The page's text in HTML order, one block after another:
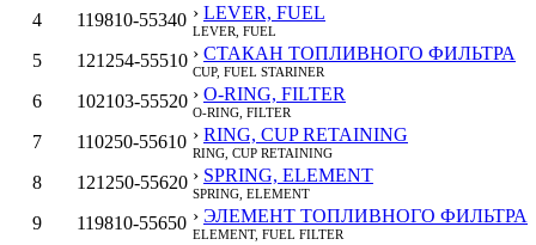
4 119810-55340 › LEVER, FUEL
LEVER, FUEL
5 121254-55510 › СТАКАН ТОПЛИВНОГО ФИЛЬТРА
CUP, FUEL STARINER
6 102103-55520 › O-RING, FILTER
O-RING, FILTER
7 110250-55610 › RING, CUP RETAINING
RING, CUP RETAINING
8 121250-55620 › SPRING, ELEMENT
SPRING, ELEMENT
9 119810-55650 › ЭЛЕМЕНТ ТОПЛИВНОГО ФИЛЬТРА
ELEMENT, FUEL FILTER